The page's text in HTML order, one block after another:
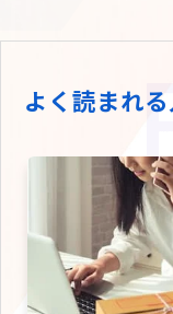
よく読まれ